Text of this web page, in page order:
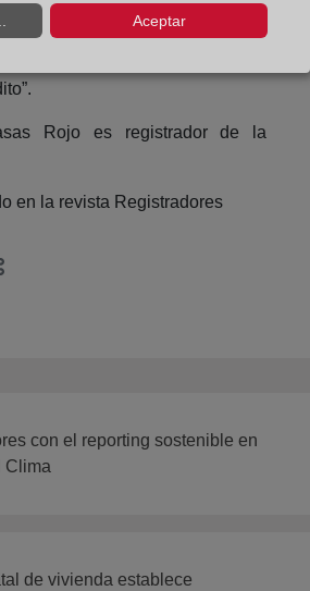
que existe en su contra
la adjudicación y lo garantizado
Rojo es registrador de la
en la revista Registradores
con el reporting sostenible en
Clima
de vivienda establece
Aceptar